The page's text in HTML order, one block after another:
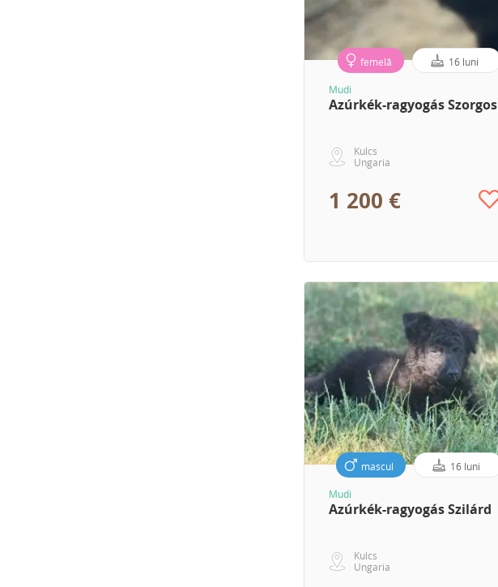
femelă 16 luni
Mudi
Azúrkék-ragyogás Szorgos
Kulcs
Ungaria
1 200 €
mascul 16 luni
Mudi
Azúrkék-ragyogás Szilárd
Kulcs
Ungaria